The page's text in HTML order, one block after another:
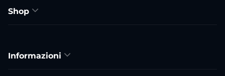
Shop
Informazioni